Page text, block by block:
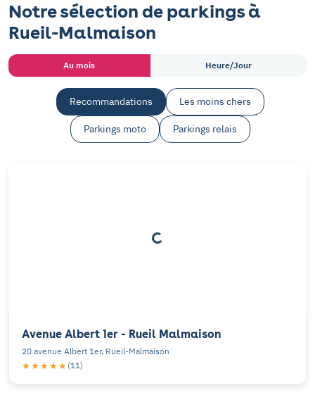
Notre sélection de parkings à
Rueil-Malmaison
Au mois Heure/Jour
Recommandations Les moins chers
Parkings moto Parkings relais
Avenue Albert 1er - Rueil Malmaison
20 avenue Albert 1er, Rueil-Malmaison
★★★★★
★★★★★ (11)